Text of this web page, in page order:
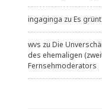
ingaginga zu Es
wvs zu Die
des ehemaligen
Fernsehmoderators